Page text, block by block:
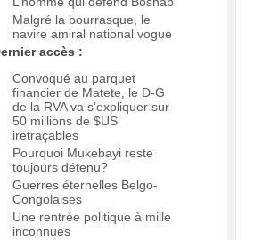
Malgré la bourrasque, le
navire amiral national vogue
accès :
Convoqué au parquet
financier de Matete, le D-G
de la RVA va s’expliquer sur
50 millions de $US
iretraçables
Pourquoi Mukebayi reste
toujours détenu?
Guerres éternelles Belgo-
Congolaises
Une rentrée politique à mille
inconnues